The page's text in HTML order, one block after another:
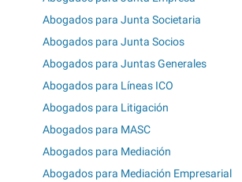
Abogados para Junta Societaria
Abogados para Junta Socios
Abogados para Juntas Generales
Abogados para Líneas ICO
Abogados para Litigación
Abogados para MASC
Abogados para Mediación
Abogados para Mediación Empresarial